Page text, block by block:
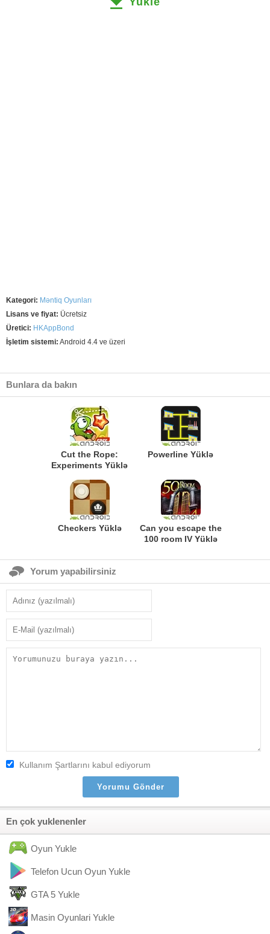
Kategori: Məntiq Oyunları
Lisans ve fiyat: Ücretsiz
Üretici: HKAppBond
İşletim sistemi: Android 4.4 ve üzeri
Bunlara da bakın
Cut the Rope:
Experiments Yüklə
Powerline Yüklə
Checkers Yüklə
Can you escape the
100 room IV Yüklə
Yorum yapabilirsiniz
Kullanım Şartlarını kabul ediyorum
En çok yuklenenler
Oyun Yukle
Telefon Ucun Oyun Yukle
GTA 5 Yukle
Masin Oyunlari Yukle